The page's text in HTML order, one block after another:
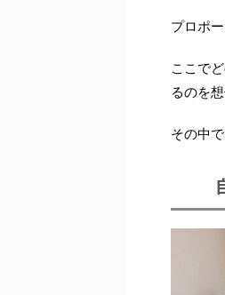
プロポ
ここで
るのを
その中